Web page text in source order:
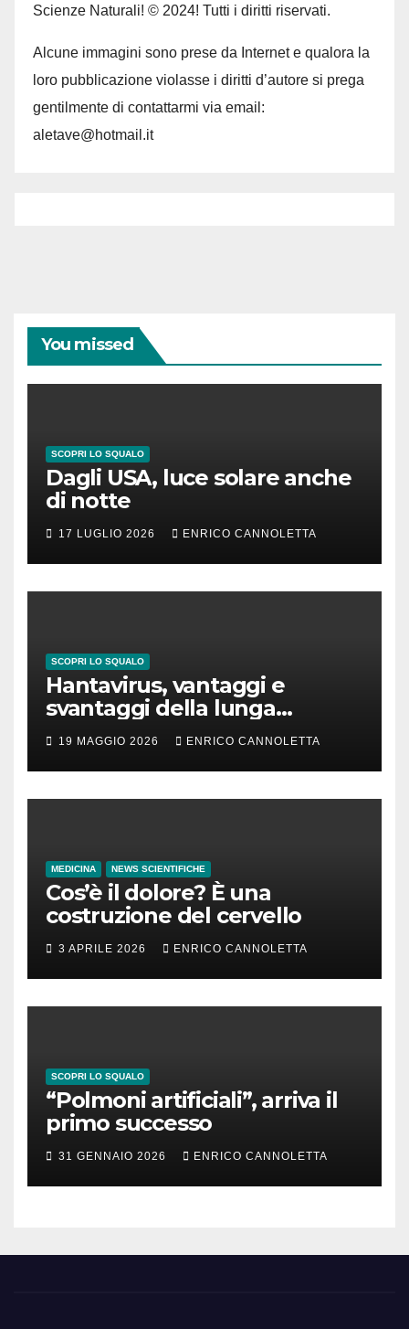
Scienze Naturali! © 2024! Tutti i diritti riservati.
Alcune immagini sono prese da Internet e qualora la
loro pubblicazione violasse i diritti d’autore si prega
gentilmente di contattarmi via email:
aletave@hotmail.it
You missed
SCOPRI LO SQUALO
Dagli USA, luce solare anche
di notte
17 LUGLIO 2026 ENRICO CANNOLETTA
SCOPRI LO SQUALO
Hantavirus, vantaggi e
svantaggi della lunga
incubazione
19 MAGGIO 2026 ENRICO CANNOLETTA
MEDICINA NEWS SCIENTIFICHE
Cos’è il dolore? È una
costruzione del cervello
3 APRILE 2026 ENRICO CANNOLETTA
SCOPRI LO SQUALO
“Polmoni artificiali”, arriva il
primo successo
31 GENNAIO 2026 ENRICO CANNOLETTA